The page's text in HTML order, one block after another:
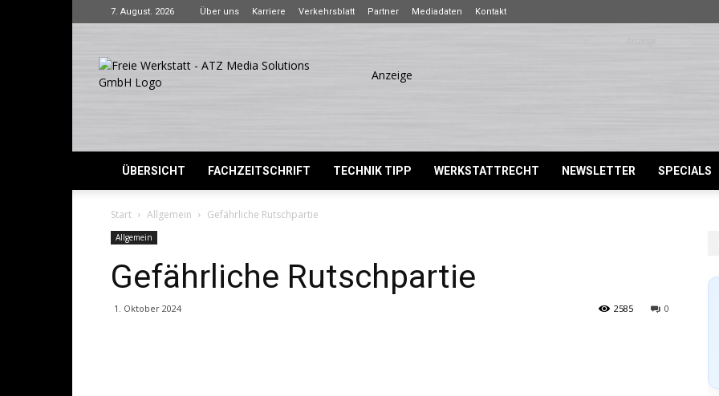
7. August. 2026 Über uns Karriere Verkehrsblatt Partner Mediadaten Kontakt
Freie
Werkstatt
ÜBERSICHT FACHZEITSCHRIFT TECHNIK TIPP WERKSTATTRECHT NEWSLETTER SPECIALS
Start Allgemein Gefährliche Rutschpartie
Allgemein
Gefährliche Rutschpartie
1. Oktober 2024 0
2585